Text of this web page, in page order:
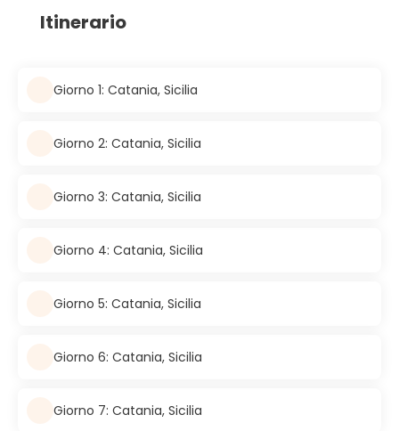
Itinerario
Giorno 1: Catania, Sicilia
Giorno 2: Catania, Sicilia
Giorno 3: Catania, Sicilia
Giorno 4: Catania, Sicilia
Giorno 5: Catania, Sicilia
Giorno 6: Catania, Sicilia
Giorno 7: Catania, Sicilia